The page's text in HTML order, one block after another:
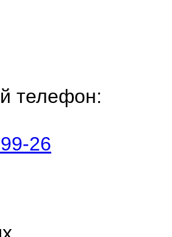
телефон:
26